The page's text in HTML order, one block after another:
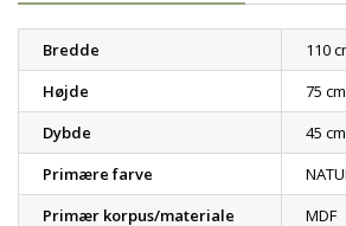
Bredde
110
Højde
75 cm
Dybde
45 cm
Primære farve
Primær korpus/materiale
MDF